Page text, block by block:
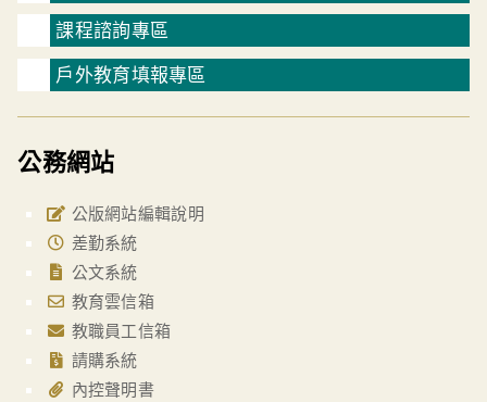
課程諮詢專區
戶外教育填報專區
公務網站
公版網站編輯說明
差勤系統
公文系統
教育雲信箱
教職員工信箱
請購系統
內控聲明書